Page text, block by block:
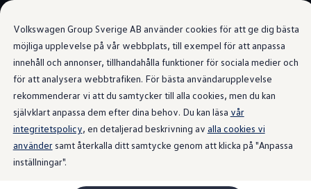
Volkswagen Group Sverige AB använder cookies för att ge dig bästa
möjliga upplevelse på vår webbplats, till exempel för att anpassa
innehåll och annonser, tillhandahålla funktioner för sociala medier och
för att analysera webbtrafiken. För bästa användarupplevelse
rekommenderar vi att du samtycker till alla cookies, men du kan
självklart anpassa dem efter dina behov. Du kan läsa vår
integritetspolicy, en detaljerad beskrivning av alla cookies vi
användersamt återkalla ditt samtycke genom att klicka på "Anpassa
inställningar".
Gå till
huvudinnehåll
Gå till
sidfot
Bygg din bil
Nya bilar i lager
Golf Sportscombi
Pressen testar Golf Sportscombi
Lär dig om våra modellversioner
Boka provkörning
Äga
Service
Originalservice
Originalservice 4+
Interiör
Design som inspirerar